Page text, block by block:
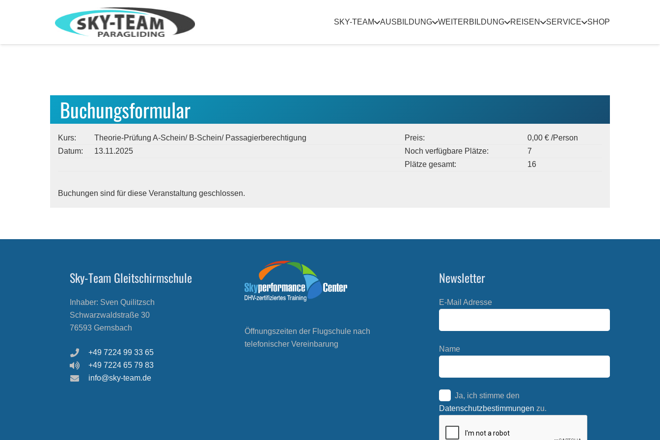
SKY-TEAM AUSBILDUNG WEITERBILDUNG REISEN SERVICE SHOP
Buchungsformular
Kurs: Theorie-Prüfung A-Schein/ B-Schein/ Passagierberechtigung Preis:
0,00 € /Person
Datum:
13.11.2025 Noch verfügbare Plätze:
7
Plätze gesamt:
16
Buchungen sind für diese Veranstaltung geschlossen.
Sky-Team Gleitschirmschule
Inhaber: Sven Quilitzsch
Schwarzwaldstraße 30
76593 Gernsbach
+49 7224 99 33 65
+49 7224 65 79 83
info@sky-team.de
Öffnungszeiten der Flugschule nach
telefonischer Vereinbarung
Newsletter
E-Mail Adresse
Name
Ja, ich stimme den
Datenschutzbestimmungen zu.